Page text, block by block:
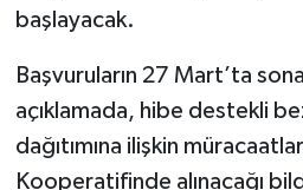
başlayacak.
Başvuruların 27 Mart’ta
açıklamada, hibe destekli
dağıtımına ilişkin
Kooperatifinde alınacağı